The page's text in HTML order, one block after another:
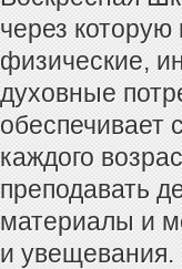
через
физические,
духовные
обеспечивает
каждого
преподавать
материалы и
и увещевания.